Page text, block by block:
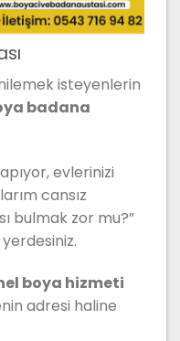
isteyenlerin
badana
evlerinizi
cansız
bulmak zor mu?”
boya hizmeti
adresi haline